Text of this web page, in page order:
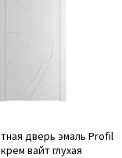
дверь эмаль Profil
вайт глухая